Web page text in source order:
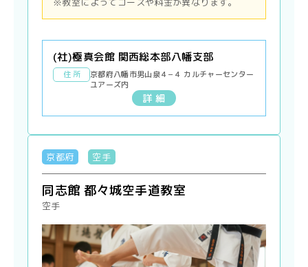
(社)極真会館 関西総本部八幡支部
住 所
京都府八幡市男山泉４−４ カルチャーセンター
ユアーズ内
詳 細
京都府 空手
同志館 都々城空手道教室
空手